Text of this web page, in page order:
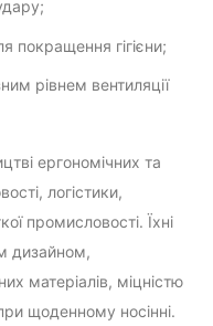
покращення гігієни;
рівнем вентиляції
ергономічних та
логістики,
промисловості. Їхні
дизайном,
матеріалів, міцністю
щоденному носінні.